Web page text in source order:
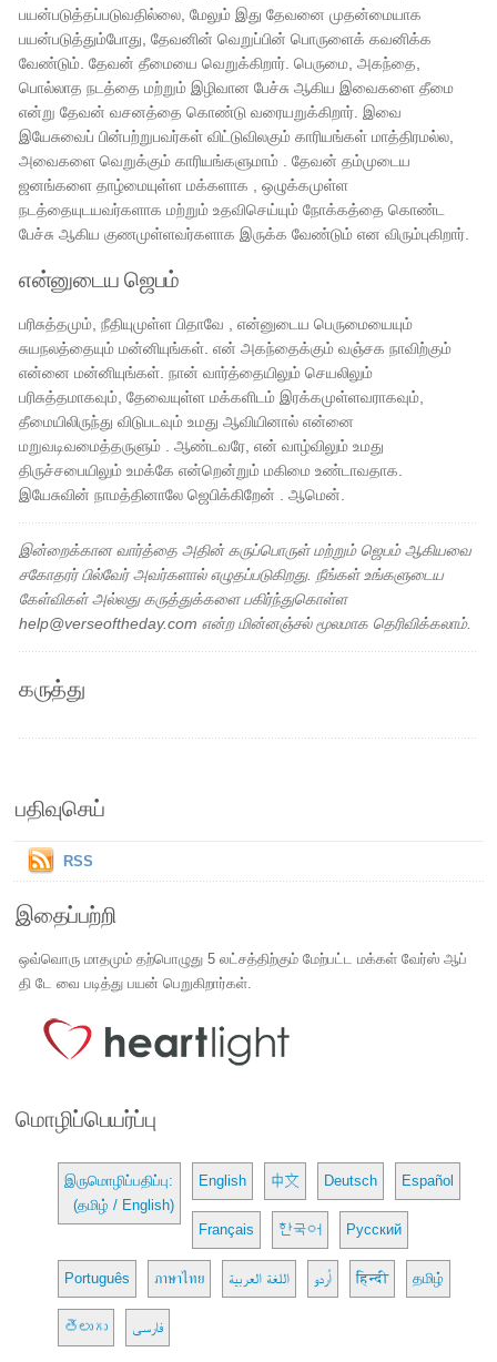
பயன்படுத்தப்படுவதில்லை, மேலும் இது தேவனை முதன்மையாக
பயன்படுத்தும்போது, ​​தேவனின் வெறுப்பின் பொருளைக் கவனிக்க
வேண்டும். தேவன் தீமையை வெறுக்கிறார். பெருமை, அகந்தை,
பொல்லாத நடத்தை மற்றும் இழிவான பேச்சு ஆகிய இவைகளை தீமை
என்று தேவன் வசனத்தை கொண்டு வரையறுக்கிறார். இவை
இயேசுவைப் பின்பற்றுபவர்கள் விட்டுவிலகும் காரியங்கள் மாத்திரமல்ல,
அவைகளை வெறுக்கும் காரியங்களுமாம் . தேவன் தம்முடைய
ஜனங்களை தாழ்மையுள்ள மக்களாக , ஒழுக்கமுள்ள
நடத்தையுடயவர்களாக மற்றும் உதவிசெய்யும் நோக்கத்தை கொண்ட
பேச்சு ஆகிய குணமுள்ளவர்களாக இருக்க வேண்டும் என விரும்புகிறார்.
என்னுடைய ஜெபம்
பரிசுத்தமும், நீதியுமுள்ள பிதாவே , என்னுடைய பெருமையையும்
சுயநலத்தையும் மன்னியுங்கள். என் அகந்தைக்கும் வஞ்சக நாவிற்கும்
என்னை மன்னியுங்கள். நான் வார்த்தையிலும் செயலிலும்
பரிசுத்தமாகவும், தேவையுள்ள மக்களிடம் இரக்கமுள்ளவராகவும்,
தீமையிலிருந்து விடுபடவும் உமது ஆவியினால் என்னை
மறுவடிவமைத்தருளும் . ஆண்டவரே, என் வாழ்விலும் உமது
திருச்சபையிலும் உமக்கே என்றென்றும் மகிமை உண்டாவதாக.
இயேசுவின் நாமத்தினாலே ஜெபிக்கிறேன் . ஆமென்.
இன்றைக்கான வார்த்தை அதின் கருப்பொருள் மற்றும் ஜெபம் ஆகியவை
சகோதரர் பில்வேர் அவர்களால் எழுதப்படுகிறது. நீங்கள் உங்களுடைய
கேள்விகள் அல்லது கருத்துக்களை பகிர்ந்துகொள்ள
help@verseoftheday.com என்ற மின்னஞ்சல் மூலமாக தெரிவிக்கலாம்.
கருத்து
பதிவுசெய்
RSS
இதைப்பற்றி
ஒவ்வொரு மாதமும் தற்பொழுது 5 லட்சத்திற்கும் மேற்பட்ட மக்கள் வேர்ஸ் ஆப்
தி டே வை படித்து பயன் பெறுகிறார்கள்.
மொழிப்பெயர்ப்பு
இருமொழிப்பதிப்பு:
(தமிழ் / English)
English 中文 Deutsch Español
Français 한국어 Русский
Português ภาษาไทย اللغة العربية اُردو हिन्दी தமிழ்
తెలుగు فارسی